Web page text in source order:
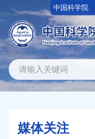
中国科学院
媒体关注